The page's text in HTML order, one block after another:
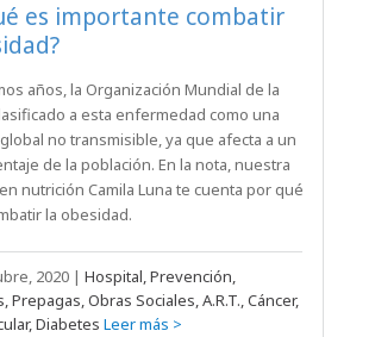
es importante combatir
años, la Organización Mundial de la
a esta enfermedad como una
no transmisible, ya que afecta a un
de la población. En la nota, nuestra
nutrición Camila Luna te cuenta por qué
la obesidad.
2020 |Hospital, Prevención,
Prepagas, Obras Sociales, A.R.T., Cáncer,
Diabetes Leer más >